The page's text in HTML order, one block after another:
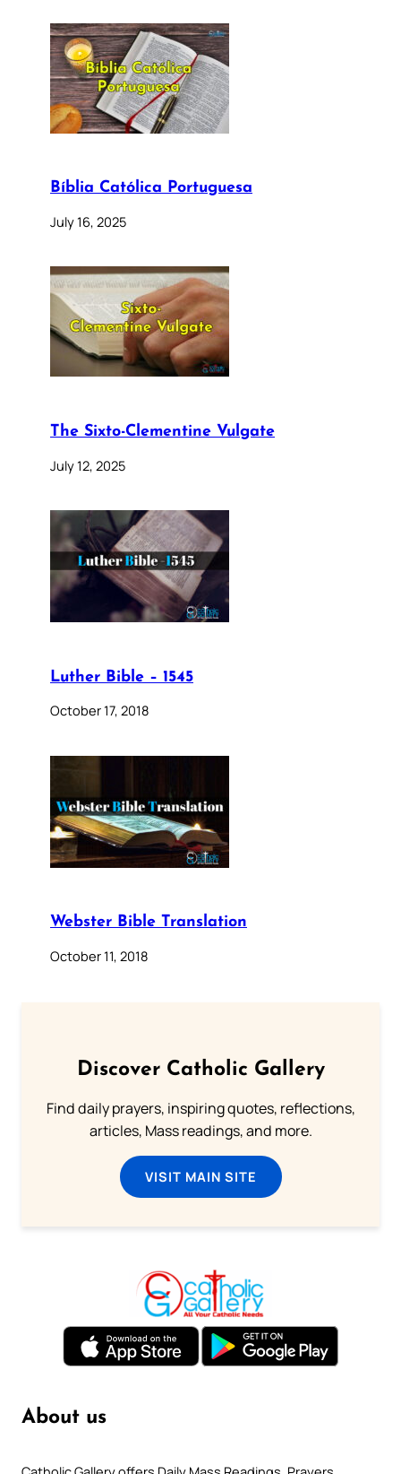
Bíblia Católica Portuguesa
July 16, 2025
The Sixto-Clementine Vulgate
July 12, 2025
Luther Bible – 1545
October 17, 2018
Webster Bible Translation
October 11, 2018
Discover Catholic Gallery
Find daily prayers, inspiring quotes, reflections,
articles, Mass readings, and more.
VISIT MAIN SITE
About us